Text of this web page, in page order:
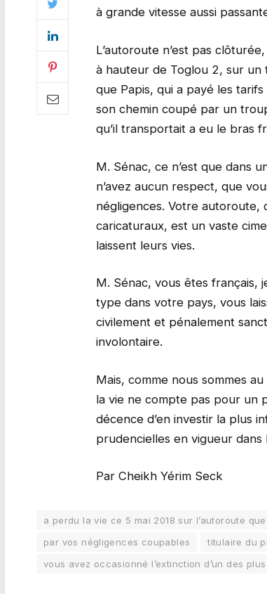
à grande vitesse aussi
L’autoroute n’est pas
à hauteur de Toglou 2, sur un
que Papis, qui a payé les
son chemin coupé par un
qu’il transportait a eu le bras
M. Sénac, ce n’est que dans
n’avez aucun respect, que
négligences. Votre autoroute,
caricaturaux, est un vaste
laissent leurs vies.
M. Sénac, vous êtes français,
type dans votre pays, vous
civilement et pénalement
involontaire.
Mais, comme nous sommes
la vie ne compte pas pour un
décence d’en investir la plus
prudencielles en vigueur dans
Par Cheikh Yérim Seck
a perdu la vie ce 5 mai 2018 sur l’autoroute
par vos négligences coupables
titulaire du
vous avez occasionné l’extinction d’un des